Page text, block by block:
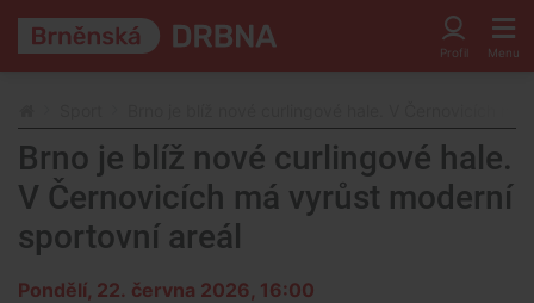
Brno je blíž nové curlingové hale.
V Černovicích má vyrůst moderní
sportovní areál
Pondělí, 22. června 2026, 16:00